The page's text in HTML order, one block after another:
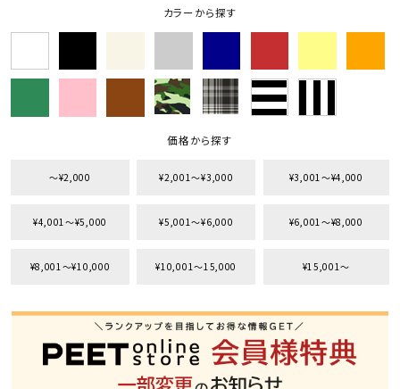
カラーから探す
価格から探す
〜¥2,000 ¥2,001〜¥3,000 ¥3,001〜¥4,000
¥4,001〜¥5,000 ¥5,001〜¥6,000 ¥6,001〜¥8,000
¥8,001〜¥10,000 ¥10,001〜15,000 ¥15,001〜